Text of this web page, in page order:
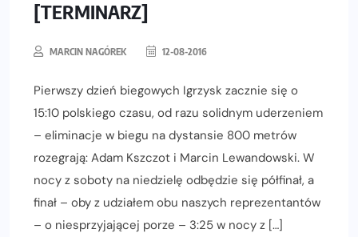
[TERMINARZ]
MARCIN NAGÓREK 12-08-2016
Pierwszy dzień biegowych Igrzysk zacznie się o
15:10 polskiego czasu, od razu solidnym uderzeniem
– eliminacje w biegu na dystansie 800 metrów
rozegrają: Adam Kszczot i Marcin Lewandowski. W
nocy z soboty na niedzielę odbędzie się półfinał, a
finał – oby z udziałem obu naszych reprezentantów
– o niesprzyjającej porze – 3:25 w nocy z […]